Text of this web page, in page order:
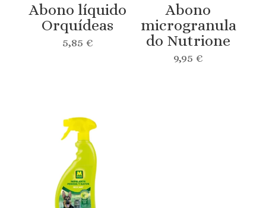
Abono líquido
Orquídeas
5,85 €
Abono
microgranula
do Nutrione
9,95 €